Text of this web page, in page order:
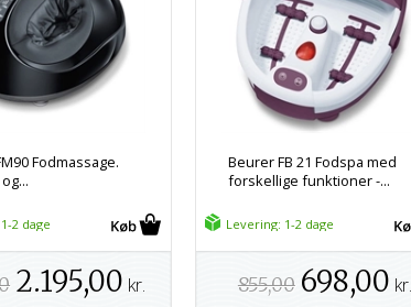
Fodmassage.
2 dage
2.195,00 kr.
Beurer FB 21 Fodspa med
forskellige funktioner -...
Levering: 1-2 dage
855,00 698,00 kr.